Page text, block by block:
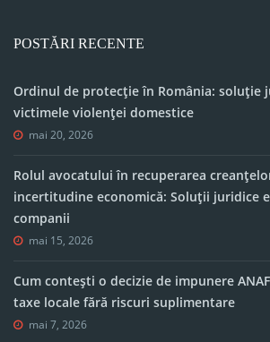
POSTĂRI RECENTE
Ordinul de protecție în România: soluție
victimele violenței domestice
mai 20, 2026
Rolul avocatului în recuperarea
incertitudine economică: Soluții juridice
companii
mai 15, 2026
Cum contești o decizie de impunere
taxe locale fără riscuri suplimentare
mai 7, 2026